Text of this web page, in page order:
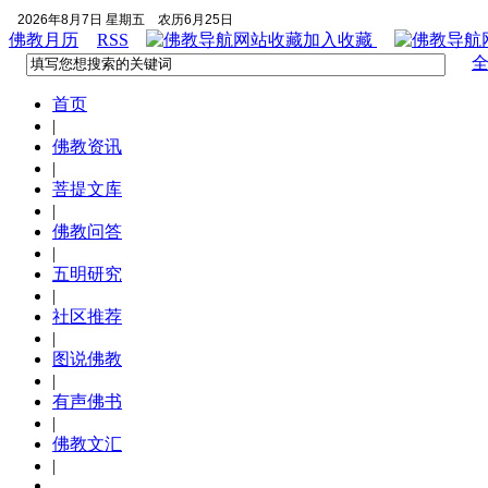
2026年8月7日 星期五 农历6月25日
佛教月历 RSS 加入收藏
首页
|
佛教资讯
|
菩提文库
|
佛教问答
|
五明研究
|
社区推荐
|
图说佛教
|
有声佛书
|
佛教文汇
|